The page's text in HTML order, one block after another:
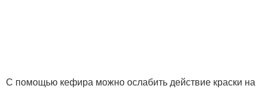
С помощью кефира можно ослабить действие краски на